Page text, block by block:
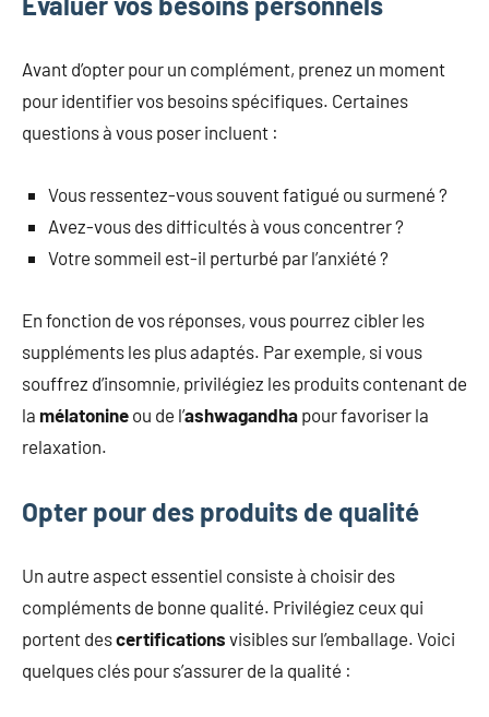
Avant d’opter pour un complément, prenez un moment
pour identifier vos besoins spécifiques. Certaines
questions à vous poser incluent :
Vous ressentez-vous souvent fatigué ou surmené ?
Avez-vous des difficultés à vous concentrer ?
Votre sommeil est-il perturbé par l’anxiété ?
En fonction de vos réponses, vous pourrez cibler les
suppléments les plus adaptés. Par exemple, si vous
souffrez d’insomnie, privilégiez les produits contenant de
la mélatonine ou de l’ashwagandha pour favoriser la
relaxation.
Opter pour des produits de qualité
Un autre aspect essentiel consiste à choisir des
compléments de bonne qualité. Privilégiez ceux qui
portent descertifications visibles sur l’emballage. Voici
quelques clés pour s’assurer de la qualité :